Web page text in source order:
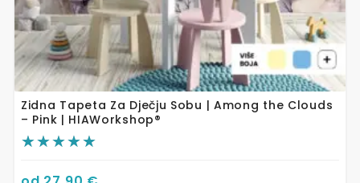
Zidna Tapeta Za Dječju Sobu | Among the Clouds
– Pink | HIAWorkshop®